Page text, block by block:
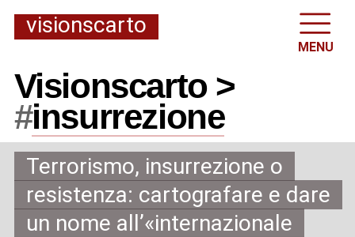
visionscarto
MENU
Visionscarto >
#insurrezione
Terrorismo, insurrezione o
resistenza: cartografare e dare
un nome all’«internazionale